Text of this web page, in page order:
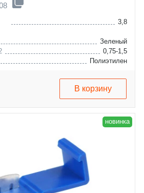
3,8
Зеленый
0,75-1,5
Полиэтилен
В корзину
новинка